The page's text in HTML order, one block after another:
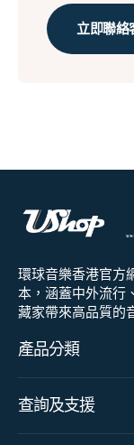
立即聯絡
環球音樂香港官方
本，涵蓋中外流行
藏家帶來高品質的
產品分類
查詢及支援